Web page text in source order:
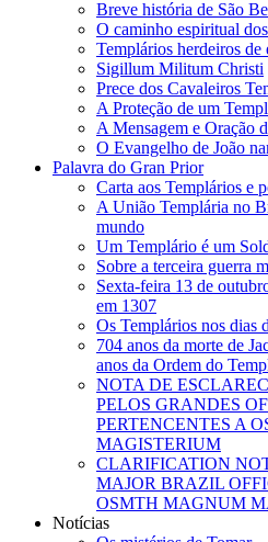
Breve história de São
O caminho espiritual
Templários herdeiros de
Sigillum Militum Christi
Prece dos Cavaleiros
A Proteção de um
A Mensagem e Oração
O Evangelho de João
Palavra do Gran Prior
Carta aos Templários e
A União Templária no
mundo
Um Templário é um
Sobre a terceira guerra
Sexta-feira 13 de
em 1307
Os Templários nos dias
704 anos da morte de
anos da Ordem do
NOTA DE
PELOS GRANDES
PERTENCENTES A
MAGISTERIUM
CLARIFICATION
MAJOR BRAZIL
OSMTH MAGNUM
Notícias